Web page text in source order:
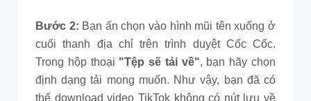
Bước 2: Bạn ấn chọn vào hình mũi tên xuống ở
cuối thanh địa chỉ trên trình duyệt Cốc Cốc.
Trong hộp thoại "Tệp sẽ tải về", bạn hãy chọn
định dạng tải mong muốn. Như vậy, bạn đã có
thể download video TikTok không có nút lưu về